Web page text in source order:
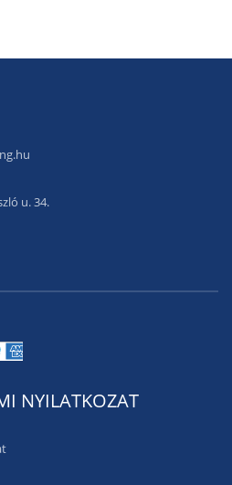
u. 34.
NYILATKOZAT